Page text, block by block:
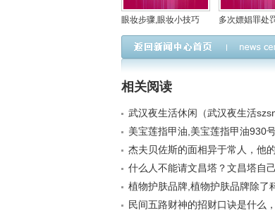
眼妆步骤,眼妆小技巧
多次嫖娼罪处
新,数次嫖娼怎
相关阅读
武汉夜生活休闲（武汉夜生活szsn
美宝莲指甲油,美宝莲指甲油930
杰夫贝佐斯的面相异于常人，他
事？
什么人不能请文昌塔？文昌塔自
植物护肤品牌,植物护肤品牌除了
民间五路财神的招财口诀是什么